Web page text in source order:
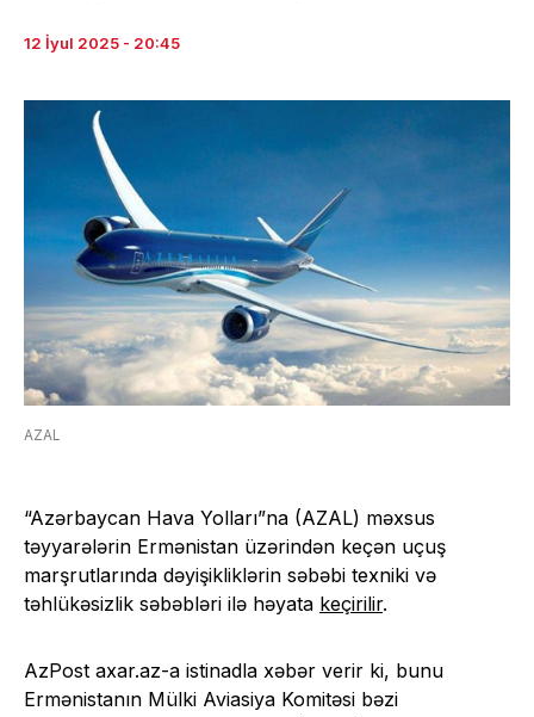
12 İyul 2025 - 20:45
AZAL
“Azərbaycan Hava Yolları”na (AZAL) məxsus
təyyarələrin Ermənistan üzərindən keçən uçuş
marşrutlarında dəyişikliklərin səbəbi texniki və
təhlükəsizlik səbəbləri ilə həyata keçirilir.
AzPost axar.az-a istinadla xəbər verir ki, bunu
Ermənistanın Mülki Aviasiya Komitəsi bəzi